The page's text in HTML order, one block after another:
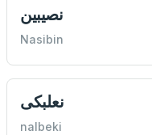
نصيبين
Nasibin
نعلبكی
nalbeki